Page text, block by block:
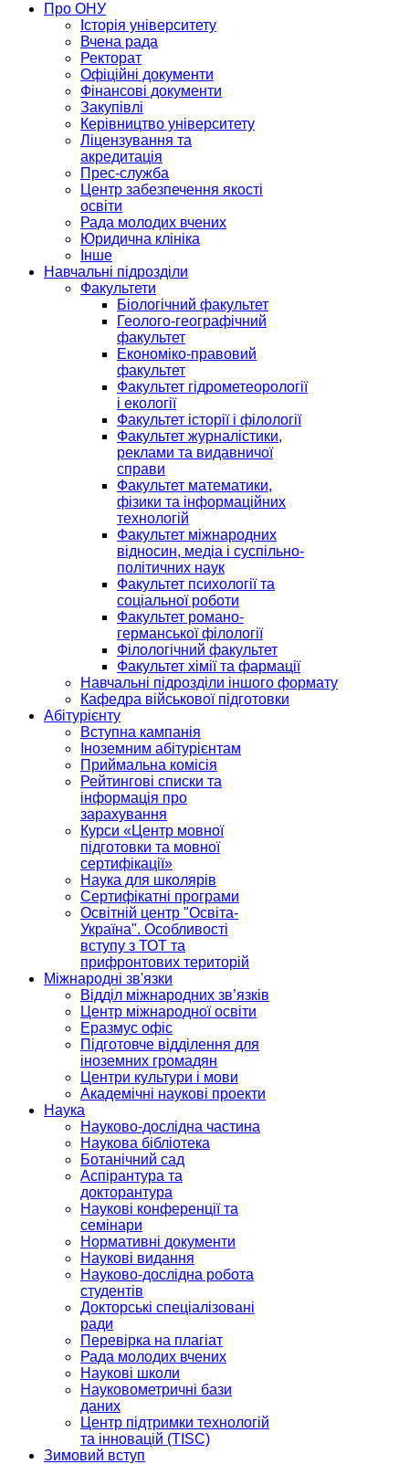
Про ОНУ
Історія університету
Вчена рада
Ректорат
Офіційні документи
Фінансові документи
Закупівлі
Керівництво університету
Ліцензування та
акредитація
Прес-служба
Центр забезпечення якості
освіти
Рада молодих вчених
Юридична клініка
Інше
Навчальні підрозділи
Факультети
Біологічний факультет
Геолого-географічний
факультет
Економіко-правовий
факультет
Факультет гідрометеорології
і екології
Факультет історії і філології
Факультет журналістики,
реклами та видавничої
справи
Факультет математики,
фізики та інформаційних
технологій
Факультет міжнародних
відносин, медіа і суспільно-
політичних наук
Факультет психології та
соціальної роботи
Факультет романо-
германської філології
Філологічний факультет
Факультет хімії та фармації
Навчальні підрозділи іншого формату
Кафедра військової підготовки
Абітурієнту
Вступна кампанія
Іноземним абітурієнтам
Приймальна комісія
Рейтингові списки та
інформація про
зарахування
Курси «Центр мовної
підготовки та мовної
сертифікації»
Наука для школярів
Сертифікатні програми
Освітній центр "Освіта-
Україна". Особливості
вступу з ТОТ та
прифронтових територій
Міжнародні зв'язки
Відділ міжнародних зв’язків
Центр міжнародної освіти
Еразмус офіс
Підготовче відділення для
іноземних громадян
Центри культури і мови
Академічні наукові проекти
Наука
Науково-дослідна частина
Наукова бібліотека
Ботанічний сад
Аспірантура та
докторантура
Наукові конференції та
семінари
Нормативні документи
Наукові видання
Науково-дослідна робота
студентів
Докторські спеціалізовані
ради
Перевірка на плагіат
Рада молодих вчених
Наукові школи
Науковометричні бази
даних
Центр підтримки технологій
та інновацій (TISC)
Зимовий вступ